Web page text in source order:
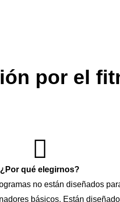
por el
¿Por qué elegirnos?
no están diseñados
básicos. Están